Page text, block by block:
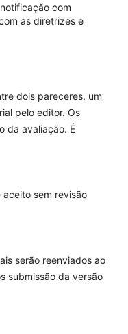
com
as diretrizes e
dois pareceres, um
pelo editor. Os
da avaliação. É
sem revisão
serão reenviados ao
submissão da versão